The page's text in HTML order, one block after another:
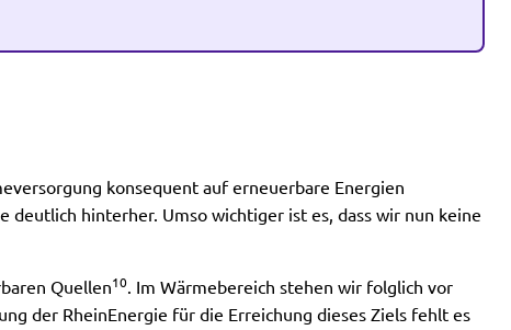
konsequent auf erneuerbare Energien
hinterher. Umso wichtiger ist es, dass wir nun keine
Quellen10. Im Wärmebereich stehen wir folglich vor
der RheinEnergie für die Erreichung dieses Ziels fehlt es